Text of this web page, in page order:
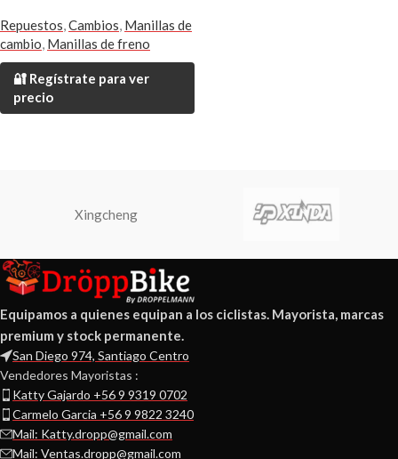
Repuestos,Cambios, Manillas de
cambio, Manillas de freno
🔐 Regístrate para ver
precio
Xingcheng
Equipamos a quienes equipan a los ciclistas. Mayorista, marcas
premium y stock permanente.
San Diego 974, Santiago Centro
Vendedores Mayoristas :
Katty Gajardo +56 9 9319 0702
Carmelo Garcia +56 9 9822 3240
Mail: Katty.dropp@gmail.com
Mail: Ventas.dropp@gmail.com